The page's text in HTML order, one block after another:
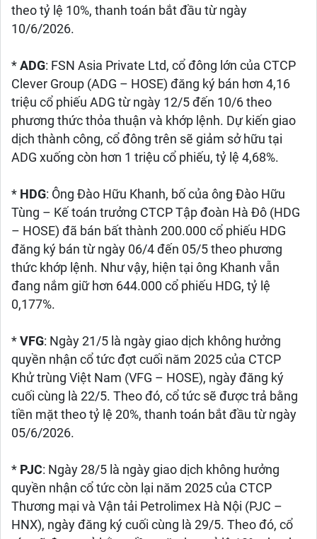
theo tỷ lệ 10%, thanh toán bắt đầu từ ngày
10/6/2026.
* ADG: FSN Asia Private Ltd, cổ đông lớn của CTCP
Clever Group (ADG – HOSE) đăng ký bán hơn 4,16
triệu cổ phiếu ADG từ ngày 12/5 đến 10/6 theo
phương thức thỏa thuận và khớp lệnh. Dự kiến giao
dịch thành công, cổ đông trên sẽ giảm sở hữu tại
ADG xuống còn hơn 1 triệu cổ phiếu, tỷ lệ 4,68%.
* HDG: Ông Đào Hữu Khanh, bố của ông Đào Hữu
Tùng – Kế toán trưởng CTCP Tập đoàn Hà Đô (HDG
– HOSE) đã bán bất thành 200.000 cổ phiếu HDG
đăng ký bán từ ngày 06/4 đến 05/5 theo phương
thức khớp lệnh. Như vậy, hiện tại ông Khanh vẫn
đang nắm giữ hơn 644.000 cổ phiếu HDG, tỷ lệ
0,177%.
* VFG: Ngày 21/5 là ngày giao dịch không hưởng
quyền nhận cổ tức đợt cuối năm 2025 của CTCP
Khử trùng Việt Nam (VFG – HOSE), ngày đăng ký
cuối cùng là 22/5. Theo đó, cổ tức sẽ được trả bằng
tiền mặt theo tỷ lệ 20%, thanh toán bắt đầu từ ngày
05/6/2026.
* PJC: Ngày 28/5 là ngày giao dịch không hưởng
quyền nhận cổ tức còn lại năm 2025 của CTCP
Thương mại và Vận tải Petrolimex Hà Nội (PJC –
HNX), ngày đăng ký cuối cùng là 29/5. Theo đó, cổ